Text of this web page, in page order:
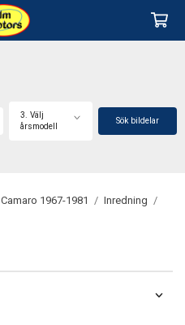
3. Välj
årsmodell
Sök bildelar
Camaro 1967-1981 / Inredning /